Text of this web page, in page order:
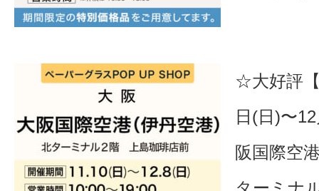
☆大好評
日(日)〜
阪国際空